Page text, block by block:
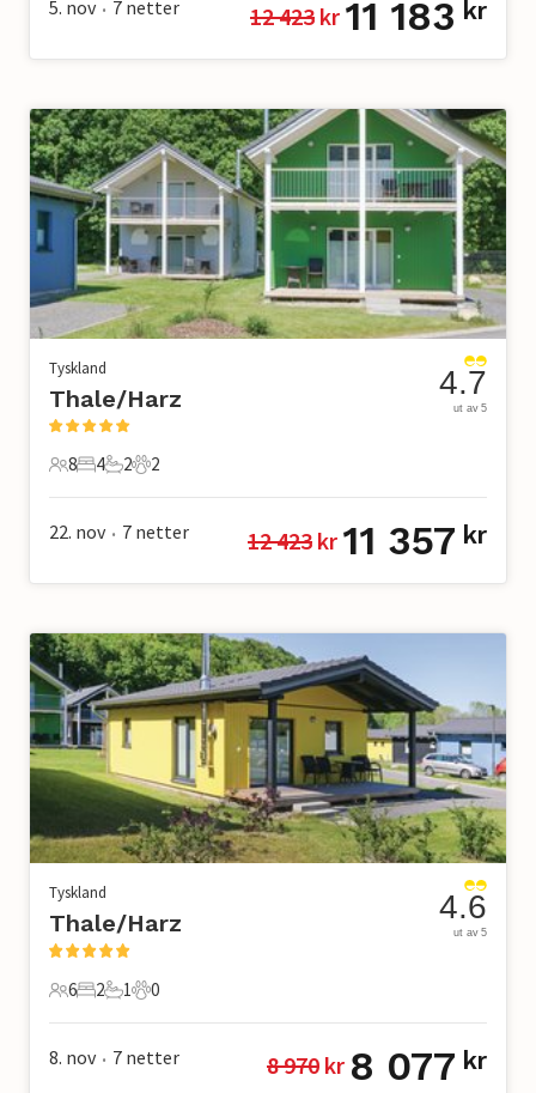
5. nov • 7 netter 12 423 kr 11 183 kr
Tyskland
Thale/Harz
8 Gjester
8
4 Soverom
4
2 Bad
2
2 Kjæledyr
2
4.7
ut av 5
22. nov • 7 netter 12 423 kr 11 357 kr
Tyskland
Thale/Harz
6 Gjester
6
2 Soverom
2
1 Bad
1
0 Kjæledyr
0
4.6
ut av 5
8. nov • 7 netter 8 970 kr 8 077 kr